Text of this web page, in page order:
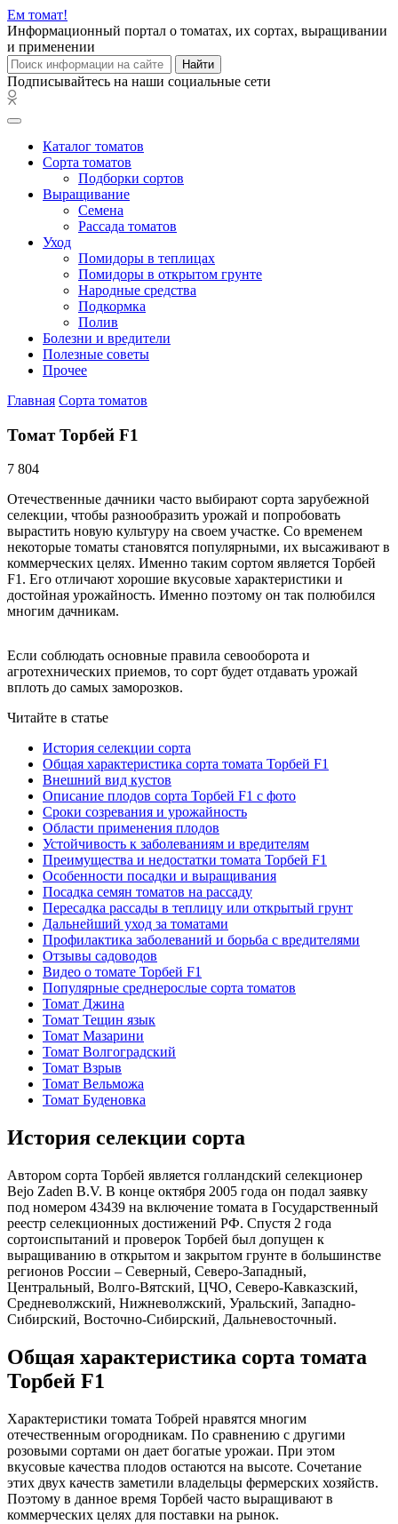
Ем томат!
Информационный портал о томатах, их сортах, выращивании
и применении
Найти
Подписывайтесь на наши социальные сети
Каталог томатов
Сорта томатов
Подборки сортов
Выращивание
Семена
Рассада томатов
Уход
Помидоры в теплицах
Помидоры в открытом грунте
Народные средства
Подкормка
Полив
Болезни и вредители
Полезные советы
Прочее
Главная Сорта томатов
Томат Торбей F1
7 804
Отечественные дачники часто выбирают сорта зарубежной
селекции, чтобы разнообразить урожай и попробовать
вырастить новую культуру на своем участке. Со временем
некоторые томаты становятся популярными, их высаживают в
коммерческих целях. Именно таким сортом является Торбей
F1. Его отличают хорошие вкусовые характеристики и
достойная урожайность. Именно поэтому он так полюбился
многим дачникам.
Если соблюдать основные правила севооборота и
агротехнических приемов, то сорт будет отдавать урожай
вплоть до самых заморозков.
Читайте в статье
История селекции сорта
Общая характеристика сорта томата Торбей F1
Внешний вид кустов
Описание плодов сорта Торбей F1 с фото
Сроки созревания и урожайность
Области применения плодов
Устойчивость к заболеваниям и вредителям
Преимущества и недостатки томата Торбей F1
Особенности посадки и выращивания
Посадка семян томатов на рассаду
Пересадка рассады в теплицу или открытый грунт
Дальнейший уход за томатами
Профилактика заболеваний и борьба с вредителями
Отзывы садоводов
Видео о томате Торбей F1
Популярные среднерослые сорта томатов
Томат Джина
Томат Тещин язык
Томат Мазарини
Томат Волгоградский
Томат Взрыв
Томат Вельможа
Томат Буденовка
История селекции сорта
Автором сорта Торбей является голландский селекционер
Bejo Zaden B.V. В конце октября 2005 года он подал заявку
под номером 43439 на включение томата в Государственный
реестр селекционных достижений РФ. Спустя 2 года
сортоиспытаний и проверок Торбей был допущен к
выращиванию в открытом и закрытом грунте в большинстве
регионов России – Северный, Северо-Западный,
Центральный, Волго-Вятский, ЦЧО, Северо-Кавказский,
Средневолжский, Нижневолжский, Уральский, Западно-
Сибирский, Восточно-Сибирский, Дальневосточный.
Общая характеристика сорта томата
Торбей F1
Характеристики томата Тобрей нравятся многим
отечественным огородникам. По сравнению с другими
розовыми сортами он дает богатые урожаи. При этом
вкусовые качества плодов остаются на высоте. Сочетание
этих двух качеств заметили владельцы фермерских хозяйств.
Поэтому в данное время Торбей часто выращивают в
коммерческих целях для поставки на рынок.